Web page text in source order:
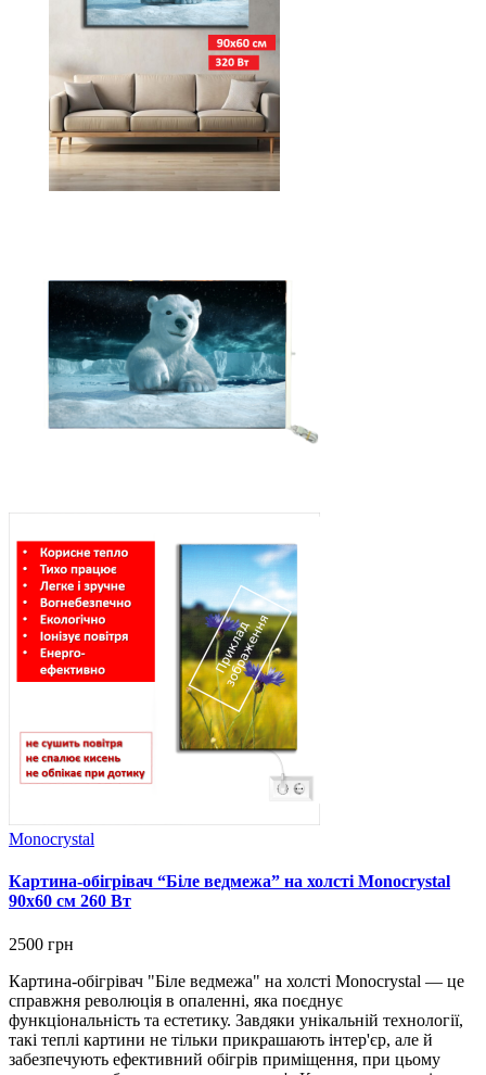
Monocrystal
Картина-обігрівач “Біле ведмежа” на холсті Monocrystal
90x60 см 260 Вт
2500 грн
Картина-обігрівач "Біле ведмежа" на холсті Monocrystal — це
справжня революція в опаленні, яка поєднує
функціональність та естетику. Завдяки унікальній технології,
такі теплі картини не тільки прикрашають інтер'єр, але й
забезпечують ефективний обігрів приміщення, при цьому